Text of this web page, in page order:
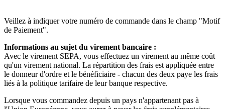
Veillez à indiquer votre numéro de commande dans le champ "Motif
de Paiement".
Informations au sujet du virement bancaire :
Avec le virement SEPA, vous effectuez un virement au même coût
qu'un virement national. La répartition des frais est appliquée entre
le donneur d'ordre et le bénéficiaire - chacun des deux paye les frais
liés à la politique tarifaire de leur banque respective.
Lorsque vous commandez depuis un pays n'appartenant pas à